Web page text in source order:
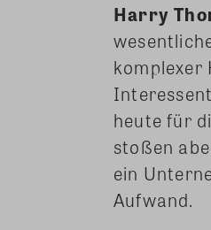
Harry
komplexer
heute für
stoßen
ein
Aufwand.